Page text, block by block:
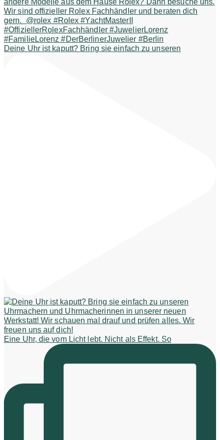
Deine Uhr ist kaputt? Bring sie einfach zu unseren
Eine Uhr, die vom Licht lebt. Nicht als Effekt. So